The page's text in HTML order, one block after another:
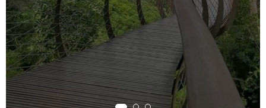
Unser Camper Kategorien